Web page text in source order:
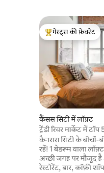
गेस्ट्स का टॉप फ़ेवरेट
गेस्ट्स की फ़ेवरेट
कैंसस सिटी में लॉफ़्ट
ट्रेंडी रिवर मार्केट में
कैनसस सिटी के बीचों-
रहें! 1 बेडरूम वाला
अच्छी जगह पर मौजूद
रेस्टोरेंट, बार, कॉफ़ी